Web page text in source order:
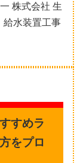
株式会社 生
水装置工事
すめラ
をプロ